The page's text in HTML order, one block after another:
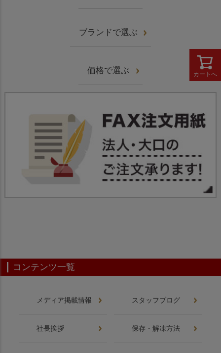
カートへ
ブランドで選ぶ
価格で選ぶ
コンテンツ一覧
メディア掲載情報 スタッフブログ
社長挨拶 保存・解凍方法